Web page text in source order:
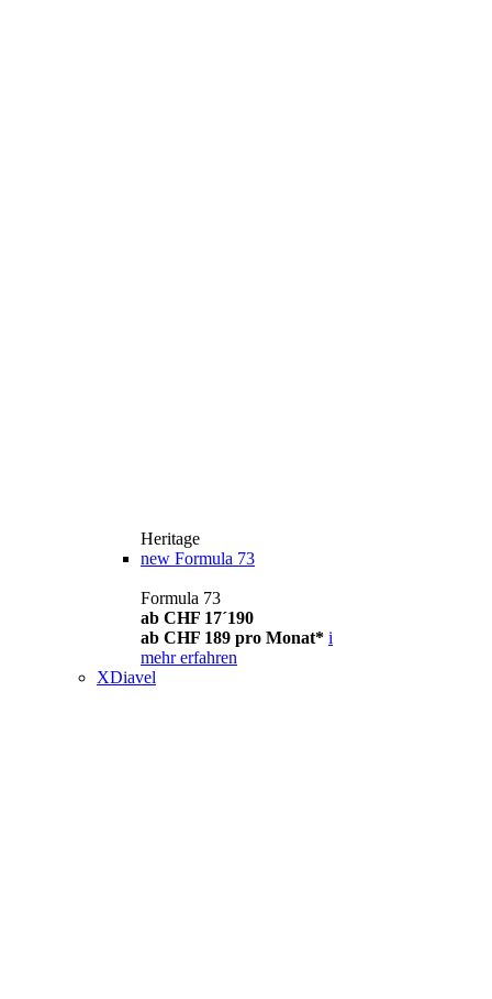
Heritage
new Formula 73
Formula 73
ab CHF 17´190
ab CHF 189 pro Monat* i
mehr erfahren
XDiavel